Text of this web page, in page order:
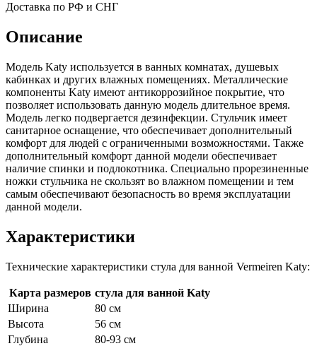
Доставка по РФ и СНГ
Описание
Модель Katy используется в ванных комнатах, душевых
кабинках и других влажных помещениях. Металлические
компоненты Katy имеют антикоррозийное покрытие, что
позволяет использовать данную модель длительное время.
Модель легко подвергается дезинфекции. Стульчик имеет
санитарное оснащение, что обеспечивает дополнительный
комфорт для людей с ограниченными возможностями. Также
дополнительный комфорт данной модели обеспечивает
наличие спинки и подлокотника. Специально прорезиненные
ножки стульчика не скользят во влажном помещении и тем
самым обеспечивают безопасность во время эксплуатации
данной модели.
Характеристики
Технические характеристики стула для ванной Vermeiren Katy:
Карта размеров стула для ванной Katy
Ширина
80 см
Высота
56 см
Глубина
80-93 см